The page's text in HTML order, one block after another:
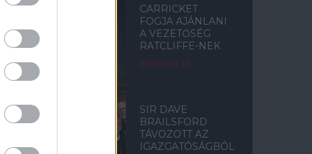
CARRICKET
FOGJA AJÁNLANI
A VEZETŐSÉG
RATCLIFFE-NEK
2026. máj. 13.
SIR DAVE
BRAILSFORD
TÁVOZOTT AZ
IGAZGATÓSÁGBÓL